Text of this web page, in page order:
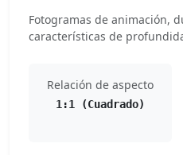
Fotogramas de animación,
características de
Relación de aspecto
1:1 (Cuadrado)